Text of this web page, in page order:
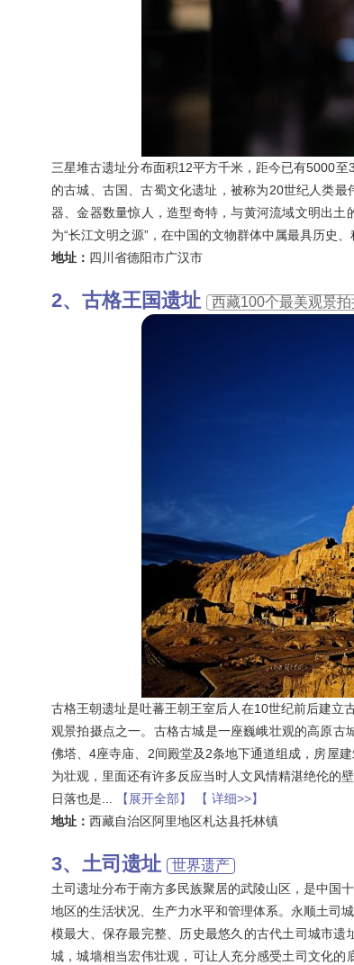
三星堆古遗址分布面积12平方千米，距今已有5000
的古城、古国、古蜀文化遗址，被称为20世纪人类
器、金器数量惊人，造型奇特，与黄河流域文明出
为“长江文明之源”，在中国的文物群体中属最具历史
地址： 四川省德阳市广汉市
古格王国遗址 西藏100个最美观景拍
古格王朝遗址是吐蕃王朝王室后人在10世纪前后建立
观景拍摄点之一。古格古城是一座巍峨壮观的高原
佛塔、4座寺庙、2间殿堂及2条地下通道组成，房屋
为壮观，里面还有许多反应当时人文风情精湛绝伦的
日落也是... 【展开全部】
【 详细>>】
地址： 西藏自治区阿里地区札达县托林镇
土司遗址 世界遗产
土司遗址分布于南方多民族聚居的武陵山区，是中国
地区的生活状况、生产力水平和管理体系。永顺土司
模最大、保存最完整、历史最悠久的古代土司城市
城，城墙相当宏伟壮观，可让人充分感受土司文化